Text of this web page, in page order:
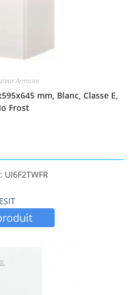
Armoire
mm, Blanc, Classe E,
Frost